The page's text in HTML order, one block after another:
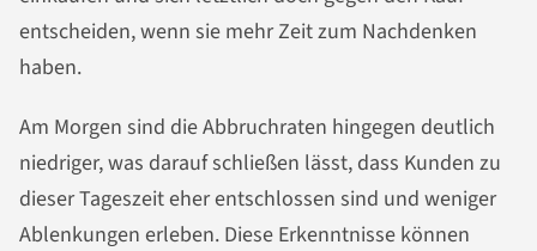
entscheiden, wenn sie mehr Zeit zum Nachdenken
haben.
Am Morgen sind die Abbruchraten hingegen deutlich
niedriger, was darauf schließen lässt, dass Kunden zu
dieser Tageszeit eher entschlossen sind und weniger
Ablenkungen erleben. Diese Erkenntnisse können